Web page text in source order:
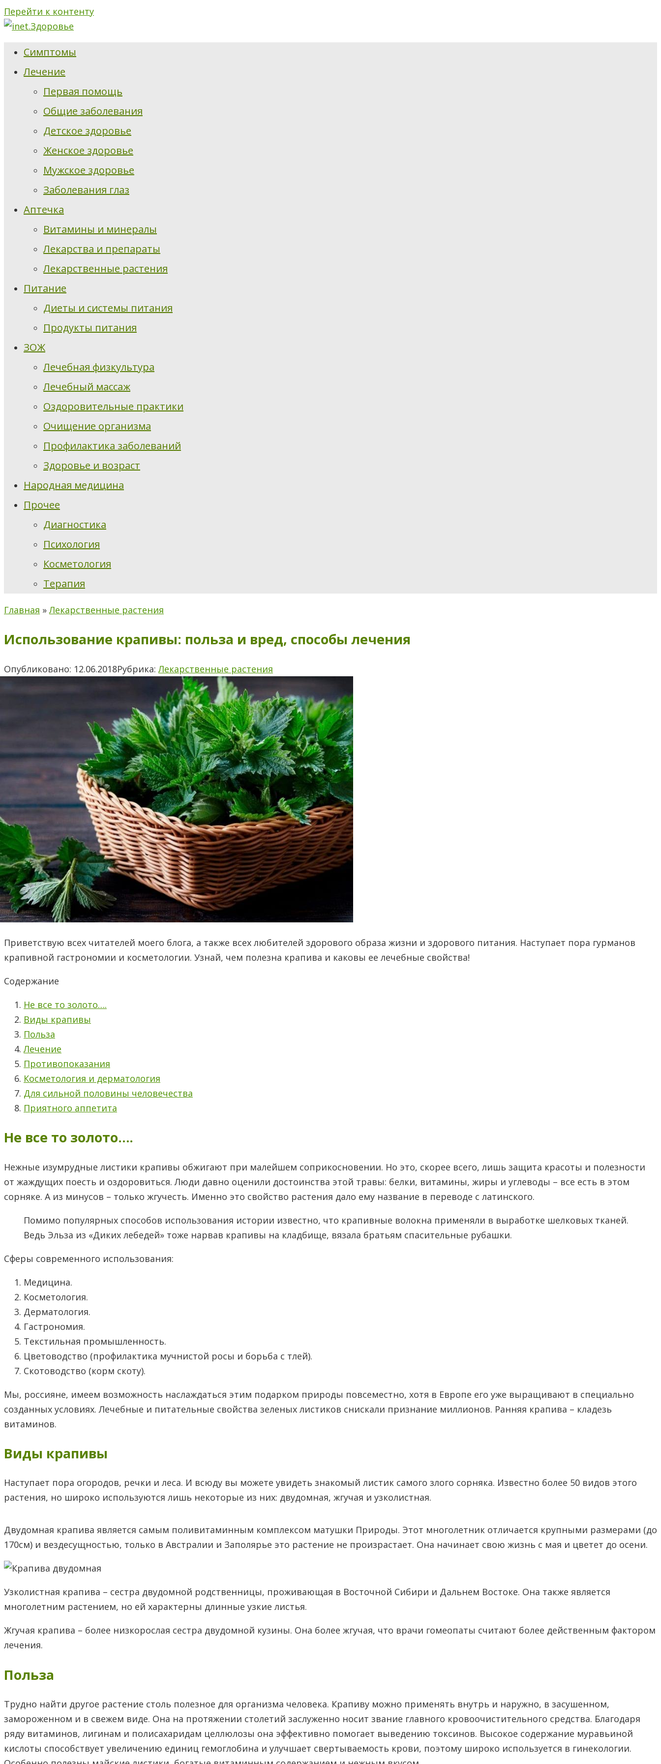
Перейти к контенту
Симптомы
Лечение
Первая помощь
Общие заболевания
Детское здоровье
Женское здоровье
Мужское здоровье
Заболевания глаз
Аптечка
Витамины и минералы
Лекарства и препараты
Лекарственные растения
Питание
Диеты и системы питания
Продукты питания
ЗОЖ
Лечебная физкультура
Лечебный массаж
Оздоровительные практики
Очищение организма
Профилактика заболеваний
Здоровье и возраст
Народная медицина
Прочее
Диагностика
Психология
Косметология
Терапия
Главная » Лекарственные растения
Использование крапивы: польза и вред, способы лечения
Опубликовано: 12.06.2018Рубрика: Лекарственные растения
Приветствую всех читателей моего блога, а также всех любителей здорового образа жизни и здорового питания. Наступает пора гурманов
крапивной гастрономии и косметологии. Узнай, чем полезна крапива и каковы ее лечебные свойства!
Содержание
Не все то золото….
Виды крапивы
Польза
Лечение
Противопоказания
Косметология и дерматология
Для сильной половины человечества
Приятного аппетита
Не все то золото….
Нежные изумрудные листики крапивы обжигают при малейшем соприкосновении. Но это, скорее всего, лишь защита красоты и полезности
от жаждущих поесть и оздоровиться. Люди давно оценили достоинства этой травы: белки, витамины, жиры и углеводы – все есть в этом
сорняке. А из минусов – только жгучесть. Именно это свойство растения дало ему название в переводе с латинского.
Помимо популярных способов использования истории известно, что крапивные волокна применяли в выработке шелковых тканей.
Ведь Эльза из «Диких лебедей» тоже нарвав крапивы на кладбище, вязала братьям спасительные рубашки.
Сферы современного использования:
Медицина.
Косметология.
Дерматология.
Гастрономия.
Текстильная промышленность.
Цветоводство (профилактика мучнистой росы и борьба с тлей).
Скотоводство (корм скоту).
Мы, россияне, имеем возможность наслаждаться этим подарком природы повсеместно, хотя в Европе его уже выращивают в специально
созданных условиях. Лечебные и питательные свойства зеленых листиков снискали признание миллионов. Ранняя крапива – кладезь
витаминов.
Виды крапивы
Наступает пора огородов, речки и леса. И всюду вы можете увидеть знакомый листик самого злого сорняка. Известно более 50 видов этого
растения, но широко используются лишь некоторые из них: двудомная, жгучая и узколистная.
Двудомная крапива является самым поливитаминным комплексом матушки Природы. Этот многолетник отличается крупными размерами (до
170см) и вездесущностью, только в Австралии и Заполярье это растение не произрастает. Она начинает свою жизнь с мая и цветет до осени.
Узколистная крапива – сестра двудомной родственницы, проживающая в Восточной Сибири и Дальнем Востоке. Она также является
многолетним растением, но ей характерны длинные узкие листья.
Жгучая крапива – более низкорослая сестра двудомной кузины. Она более жгучая, что врачи гомеопаты считают более действенным фактором
лечения.
Польза
Трудно найти другое растение столь полезное для организма человека. Крапиву можно применять внутрь и наружно, в засушенном,
замороженном и в свежем виде. Она на протяжении столетий заслуженно носит звание главного кровоочистительного средства. Благодаря
ряду витаминов, лигинам и полисахаридам целлюлозы она эффективно помогает выведению токсинов. Высокое содержание муравьиной
кислоты способствует увеличению единиц гемоглобина и улучшает свертываемость крови, поэтому широко используется в гинекологии.